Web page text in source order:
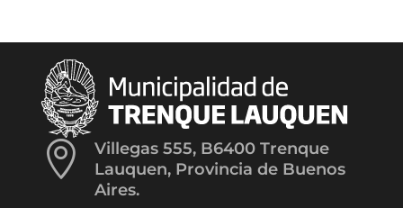

Villegas 555, B6400 Trenque
Lauquen, Provincia de Buenos
Aires.